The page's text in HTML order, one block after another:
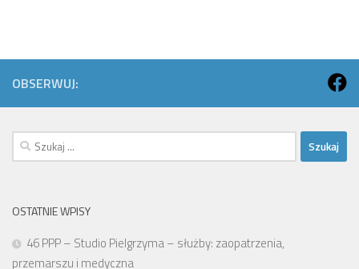
OBSERWUJ:
Szukaj:
OSTATNIE WPISY
46 PPP – Studio Pielgrzyma – służby: zaopatrzenia,
przemarszu i medyczna